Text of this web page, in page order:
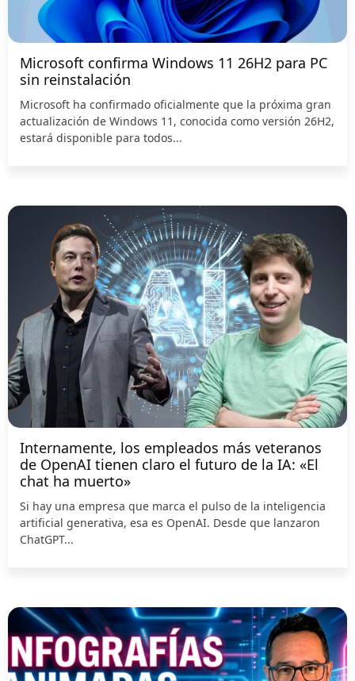
Microsoft confirma Windows 11 26H2 para PC
sin reinstalación
Microsoft ha confirmado oficialmente que la próxima gran
actualización de Windows 11, conocida como versión 26H2,
estará disponible para todos...
Internamente, los empleados más veteranos
de OpenAI tienen claro el futuro de la IA: «El
chat ha muerto»
Si hay una empresa que marca el pulso de la inteligencia
artificial generativa, esa es OpenAI. Desde que lanzaron
ChatGPT...